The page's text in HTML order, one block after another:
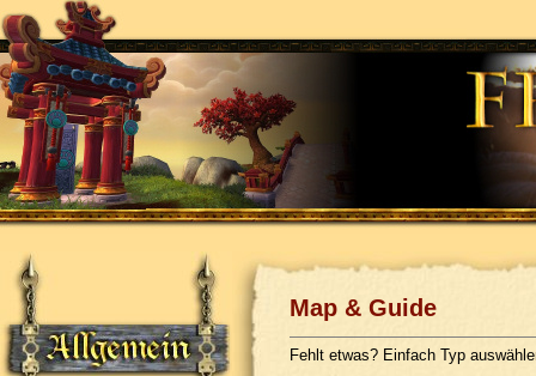
Map & Guide
Fehlt etwas? Einfach Typ